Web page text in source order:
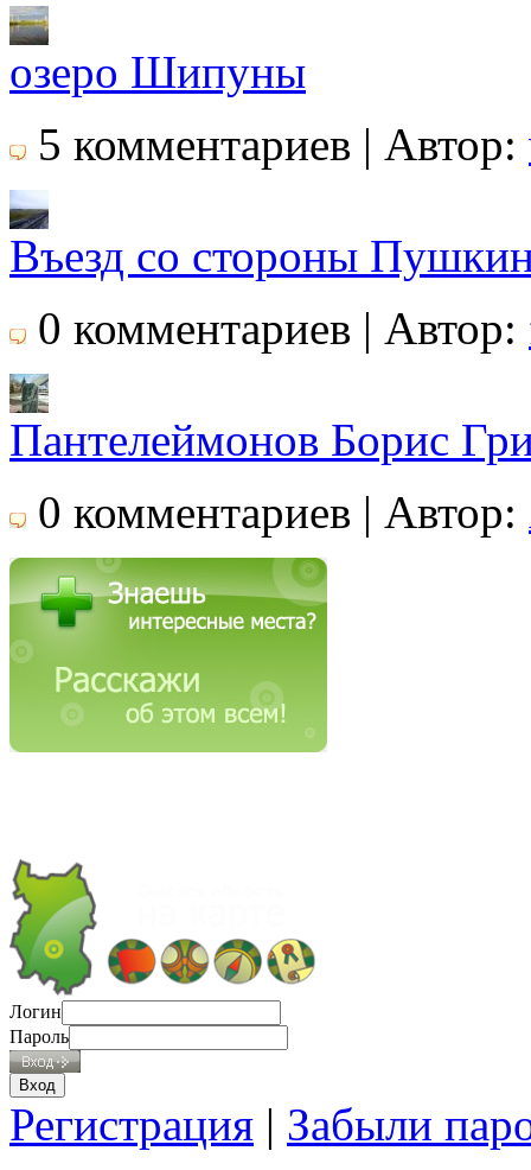
озеро Шипуны
5 комментариев | Автор:
Въезд со стороны
0 комментариев | Автор:
Пантелеймонов Борис
0 комментариев | Автор:
Логин
Пароль
Регистрация | Забыли